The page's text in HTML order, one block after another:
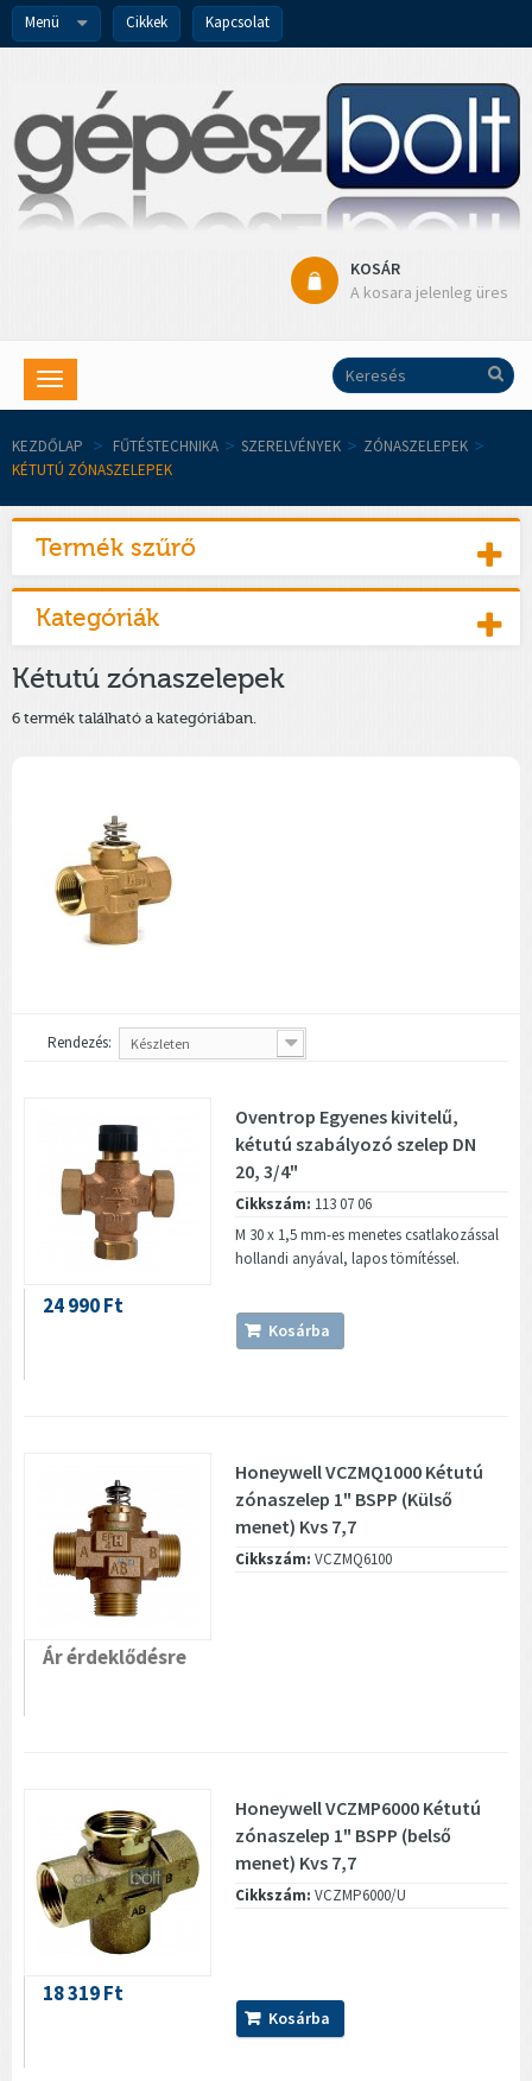
Menü Cikkek Kapcsolat
KOSÁR
A kosara jelenleg üres
Toggle
navigation
KEZDŐLAP > FŰTÉSTECHNIKA > SZERELVÉNYEK > ZÓNASZELEPEK >
KÉTUTÚ ZÓNASZELEPEK
Termék szűrő
Kategóriák
Kétutú zónaszelepek
6 termék található a kategóriában.
Rendezés: Készleten
Oventrop Egyenes kivitelű,
kétutú szabályozó szelep DN
20, 3/4"
Cikkszám: 113 07 06
M 30 x 1,5 mm-es menetes csatlakozással
hollandi anyával, lapos tömítéssel.
24 990 Ft
Kosárba
Honeywell VCZMQ1000 Kétutú
zónaszelep 1" BSPP (Külső
menet) Kvs 7,7
Cikkszám: VCZMQ6100
Ár érdeklődésre
Honeywell VCZMP6000 Kétutú
zónaszelep 1" BSPP (belső
menet) Kvs 7,7
Cikkszám: VCZMP6000/U
18 319 Ft
Kosárba